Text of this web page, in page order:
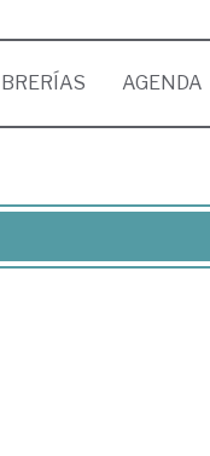
AGENDA